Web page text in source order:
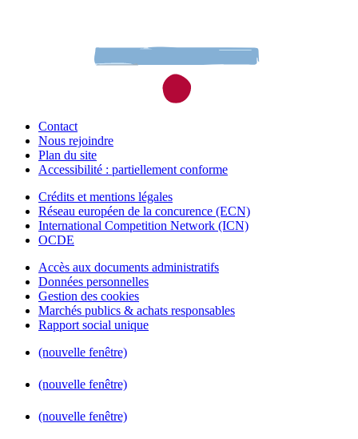
Contact
Nous rejoindre
Plan du site
Accessibilité : partiellement conforme
Crédits et mentions légales
Réseau européen de la concurence (ECN)
International Competition Network (ICN)
OCDE
Accès aux documents administratifs
Données personnelles
Gestion des cookies
Marchés publics & achats responsables
Rapport social unique
(nouvelle fenêtre)
(nouvelle fenêtre)
(nouvelle fenêtre)